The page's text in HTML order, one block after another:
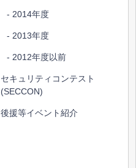
- 2014年度
- 2013年度
- 2012年度以前
セキュリティコンテスト
(SECCON)
後援等イベント紹介